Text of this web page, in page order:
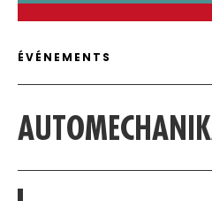
DÉTAILS
ÉVÉNEMENTS